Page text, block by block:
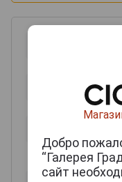
Добро
“Галерея
сайт